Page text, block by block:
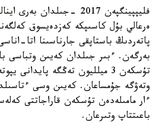
فليپپينگپەن 2017 -
ەرعالي بۇل كاسىپكە كەزدەيسوق
بەرگەن. ءبىر جىلدان كەيىن وتباسى
تۇسكەن 3 ميلليون تەڭگە
وتەۋگە جۇمساعان. كەيىن وسى
ءار مامىلەدەن تۇسكەن قاراجاتتى
باعىتتاپ وتىرعان.